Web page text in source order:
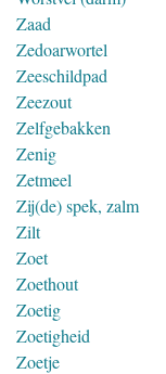
Zaad
Zedoarwortel
Zeeschildpad
Zeezout
Zelfgebakken
Zenig
Zetmeel
Zij(de) spek, zalm
Zilt
Zoet
Zoethout
Zoetig
Zoetigheid
Zoetje